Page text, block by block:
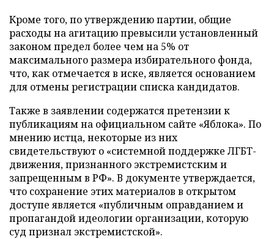
Кроме того, по утверждению партии, общие
расходы на агитацию превысили установленный
законом предел более чем на 5% от
максимального размера избирательного фонда,
что, как отмечается в иске, является основанием
для отмены регистрации списка кандидатов.
Также в заявлении содержатся претензии к
публикациям на официальном сайте «Яблока». По
мнению истца, некоторые из них
свидетельствуют о «системной поддержке ЛГБТ-
движения, признанного экстремистским и
запрещенным в РФ». В документе утверждается,
что сохранение этих материалов в открытом
доступе является «публичным оправданием и
пропагандой идеологии организации, которую
суд признал экстремистской».